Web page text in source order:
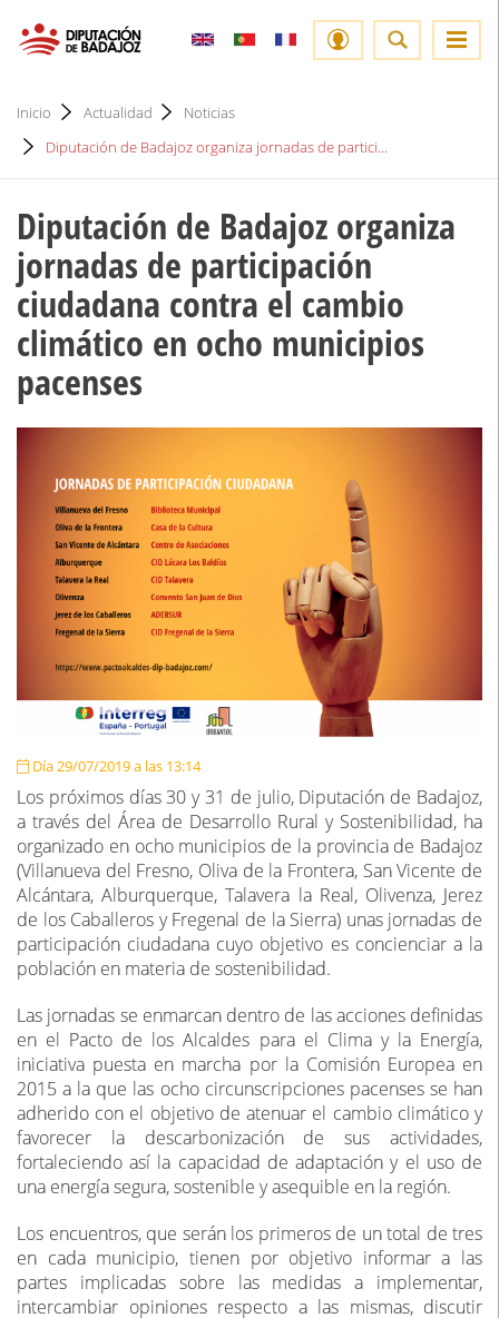
Inicio Actualidad
Noticias
Diputación de Badajoz organiza jornadas de partici...
Diputación de Badajoz organiza
jornadas de participación
ciudadana contra el cambio
climático en ocho municipios
pacenses
Día 29/07/2019 a las 13:14
Los próximos días 30 y 31 de julio, Diputación de Badajoz,
a través del Área de Desarrollo Rural y Sostenibilidad, ha
organizado en ocho municipios de la provincia de Badajoz
(Villanueva del Fresno, Oliva de la Frontera, San Vicente de
Alcántara, Alburquerque, Talavera la Real, Olivenza, Jerez
de los Caballeros y Fregenal de la Sierra) unas jornadas de
participación ciudadana cuyo objetivo es concienciar a la
población en materia de sostenibilidad.
Las jornadas se enmarcan dentro de las acciones definidas
en el Pacto de los Alcaldes para el Clima y la Energía,
iniciativa puesta en marcha por la Comisión Europea en
2015 a la que las ocho circunscripciones pacenses se han
adherido con el objetivo de atenuar el cambio climático y
favorecer la descarbonización de sus actividades,
fortaleciendo así la capacidad de adaptación y el uso de
una energía segura, sostenible y asequible en la región.
Los encuentros, que serán los primeros de un total de tres
en cada municipio, tienen por objetivo informar a las
partes implicadas sobre las medidas a implementar,
intercambiar opiniones respecto a las mismas, discutir